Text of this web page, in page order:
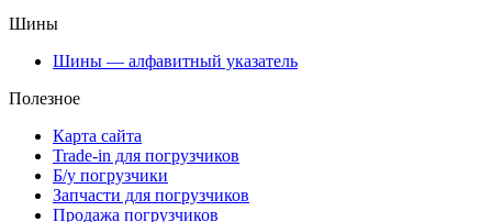
Шины
Шины — алфавитный указатель
Полезное
Карта сайта
Trade-in для погрузчиков
Б/у погрузчики
Запчасти для погрузчиков
Продажа погрузчиков